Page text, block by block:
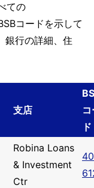
ての
コードを示して
銀行の詳細、住
支店
ド
Robina Loans
& Investment
Ctr